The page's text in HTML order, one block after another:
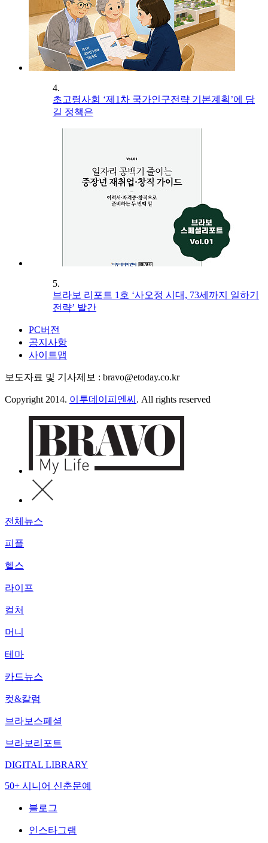
4.
초고령사회 ‘제1차 국가인구전략 기본계획’에 담
길 정책은
5.
브라보 리포트 1호 ‘사오정 시대, 73세까지 일하기
전략’ 발간
PC버전
공지사항
사이트맵
보도자료 및 기사제보 : bravo@etoday.co.kr
Copyright 2014. 이투데이피엔씨 . All rights reserved
전체뉴스
피플
헬스
라이프
컬처
머니
테마
카드뉴스
컷&칼럼
브라보스페셜
브라보리포트
DIGITAL LIBRARY
50+ 시니어 신춘문예
블로그
인스타그램